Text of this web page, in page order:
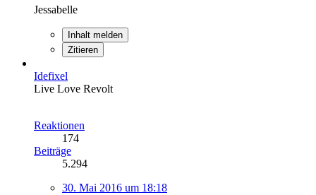
Jessabelle
Inhalt melden
Zitieren
Idefixel
Live Love Revolt
Reaktionen
174
Beiträge
5.294
30. Mai 2016 um 18:18